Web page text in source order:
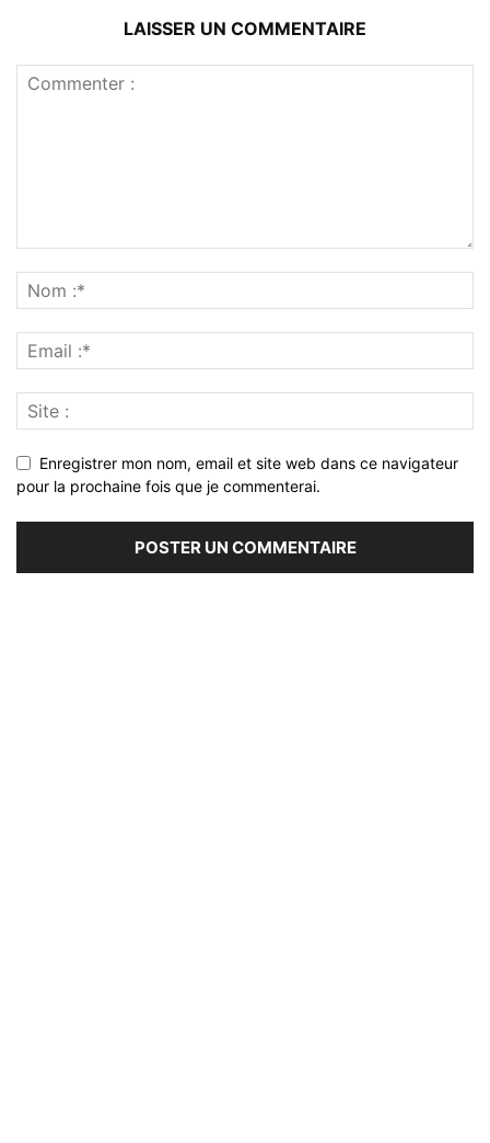
LAISSER UN COMMENTAIRE
Enregistrer mon nom, email et site web dans ce navigateur
pour la prochaine fois que je commenterai.